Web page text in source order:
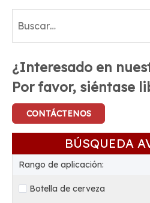
¿Interesado en
Por favor, siéntase
CONTÁCTENOS
BÚSQUEDA
Rango de aplicación:
Botella de cerveza